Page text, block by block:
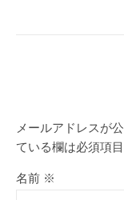
メールアドレスが
ている欄は必須項
名前 ※